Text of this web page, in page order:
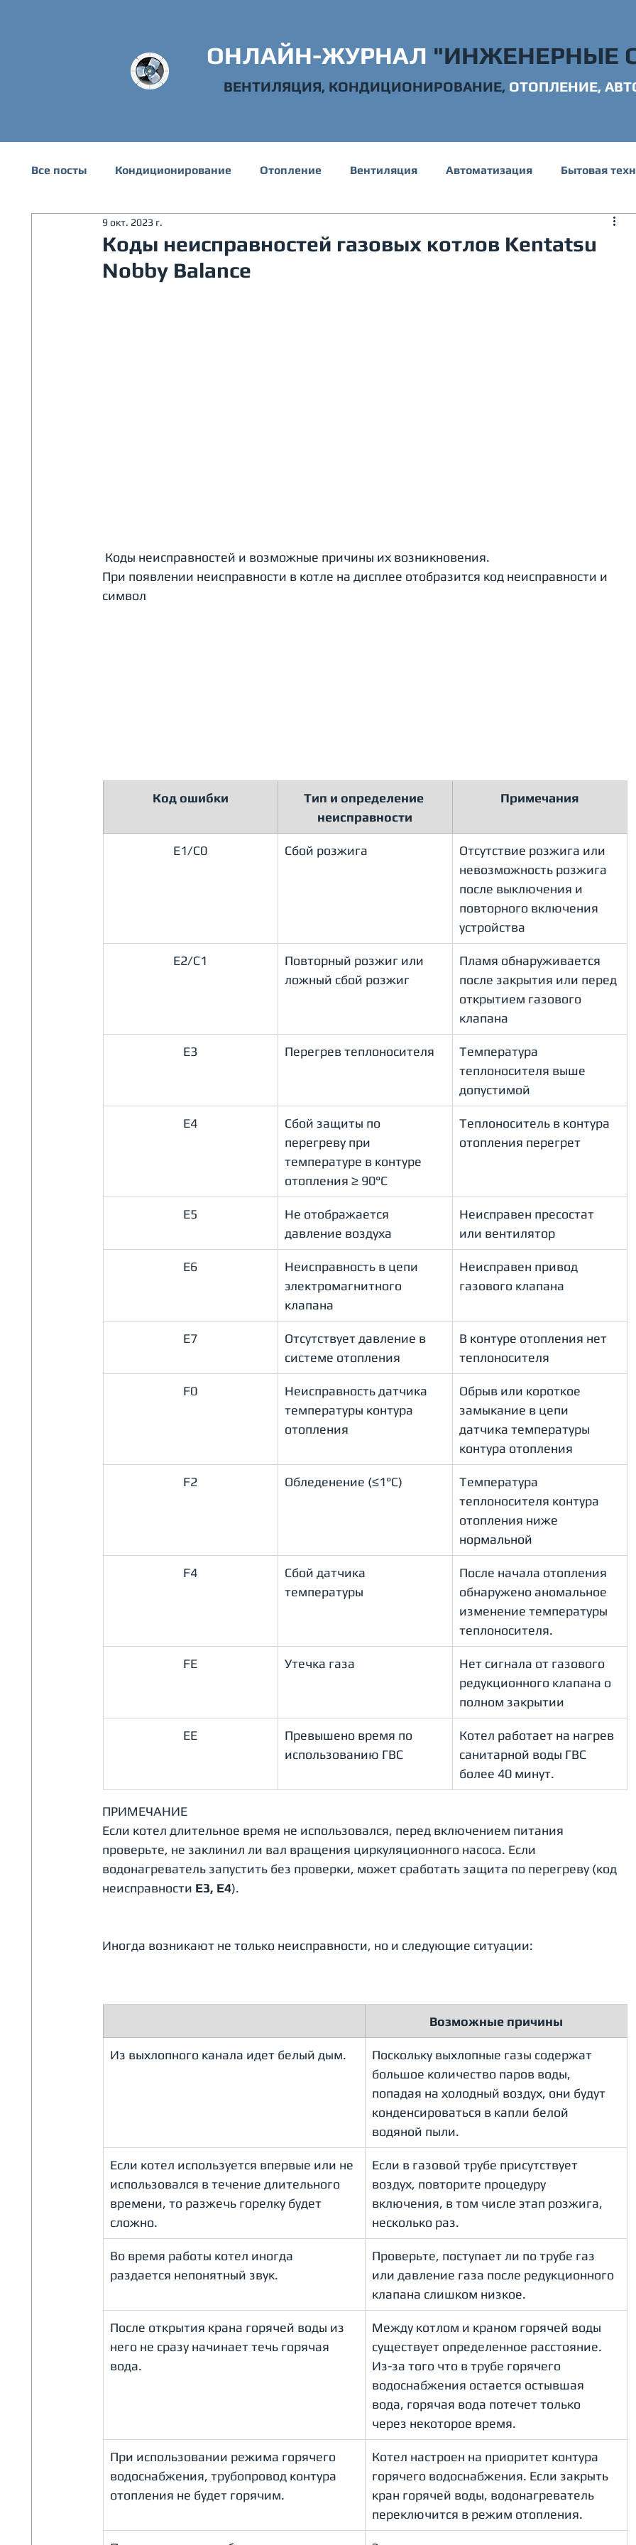
ОНЛАЙН-ЖУРНАЛ "ИНЖЕНЕРНЫЕ
ВЕНТИЛЯЦИЯ, КОНДИЦИОНИРОВАНИЕ, ОТОПЛЕНИЕ,
Все посты Кондиционирование Отопление Вентиляция Автоматизация Бытовая
Техническая информация
Коды неисправностей газовых котлов Kentatsu
Nobby Balance
9 окт. 2023 г.
Коды неисправностей и возможные причины их возникновения.
При появлении неисправности в котле на дисплее отобразится код неисправности и
символ
​Код ошибки
​Тип и определение
неисправности
​Примечания
​E1/C0 Сбой розжига
Отсутствие розжига или
невозможность розжига
после выключения и
повторного включения
устройства
E2/C1
Повторный розжиг или
ложный сбой розжиг
Пламя обнаруживается
после закрытия или перед
открытием газового
клапана
E3 Перегрев теплоносителя
Температура
теплоносителя выше
допустимой
E4
Сбой защиты по
перегреву при
температуре в контуре
отопления ≥ 90°C
Теплоноситель в контура
отопления перегрет
E5
Не отображается
давление воздуха
Неисправен пресостат
или вентилятор
E6
Неисправность в цепи
электромагнитного
клапана
Неисправен привод
газового клапана
E7
Отсутствует давление в
системе отопления
В контуре отопления нет
теплоносителя
F0
Неисправность датчика
температуры контура
отопления
Обрыв или короткое
замыкание в цепи
датчика температуры
контура отопления
F2 Обледенение (≤1°C)
Температура
теплоносителя контура
отопления ниже
нормальной
F4
Сбой датчика
температуры
После начала отопления
обнаружено аномальное
изменение температуры
теплоносителя.
FE Утечка газа
Нет сигнала от газового
редукционного клапана о
полном закрытии
EE
Превышено время по
использованию ГВС
Котел работает на нагрев
санитарной воды ГВС
более 40 минут.
ПРИМЕЧАНИЕ
Если котел длительное время не использовался, перед включением питания
проверьте, не заклинил ли вал вращения циркуляционного насоса. Если
водонагреватель запустить без проверки, может сработать защита по перегреву (код
неисправности E3, E4).
Иногда возникают не только неисправности, но и следующие ситуации:
Возможные причины
Из выхлопного канала идет белый дым.
Поскольку выхлопные газы содержат
большое количество паров воды,
попадая на холодный воздух, они будут
конденсироваться в капли белой
водяной пыли.
Если котел используется впервые или не
использовался в течение длительного
времени, то разжечь горелку будет
сложно.
Если в газовой трубе присутствует
воздух, повторите процедуру
включения, в том числе этап розжига,
несколько раз.
Во время работы котел иногда
раздается непонятный звук.
Проверьте, поступает ли по трубе газ
или давление газа после редукционного
клапана слишком низкое.
После открытия крана горячей воды из
него не сразу начинает течь горячая
вода.
Между котлом и краном горячей воды
существует определенное расстояние.
Из-за того что в трубе горячего
водоснабжения остается остывшая
вода, горячая вода потечет только
через некоторое время.
При использовании режима горячего
водоснабжения, трубопровод контура
отопления не будет горячим.
Котел настроен на приоритет контура
горячего водоснабжения. Если закрыть
кран горячей воды, водонагреватель
переключится в режим отопления.